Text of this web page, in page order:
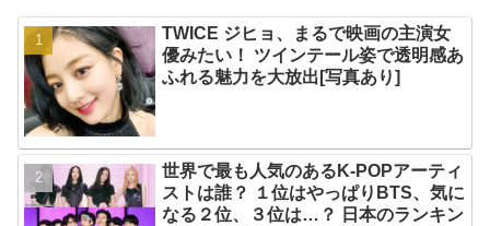
TWICE ジヒョ、まるで映画の主演女
優みたい！ ツインテール姿で透明感あ
ふれる魅力を大放出[写真あり]
世界で最も人気のあるK-POPアーティ
ストは誰？ １位はやっぱりBTS、気に
なる２位、３位は…？ 日本のランキン